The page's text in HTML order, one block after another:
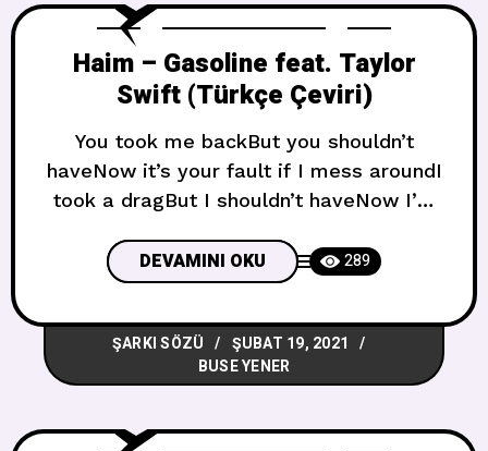
Haim – Gasoline feat. Taylor
Swift (Türkçe Çeviri)
You took me backBut you shouldn’t
haveNow it’s your fault if I mess aroundI
took a dragBut I shouldn’t haveNow I’m
Beni geçmişe götürdünFakat
götürmemeliydinEğer etrafta amaçsızca
dolaşırsam artık bu senin
hatanSigaramdan bir nefes çektimFakat
çekmemeliydimŞimdi sanki hiç sigara
duruyorum Gasoline, pretty pleaseI want
DEVAMINI OKU 289
ŞARKI SÖZÜ
ŞUBAT 19, 2021
BUSE YENER